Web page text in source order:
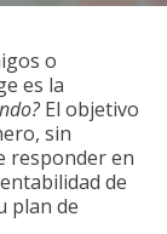
o
es la
El objetivo
sin
responder en
de
plan de